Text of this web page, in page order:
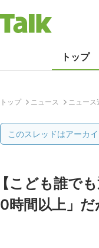
トップ
トップ ニュース ニュース
このスレッドはアーカ
【こども誰で
0時間以上」